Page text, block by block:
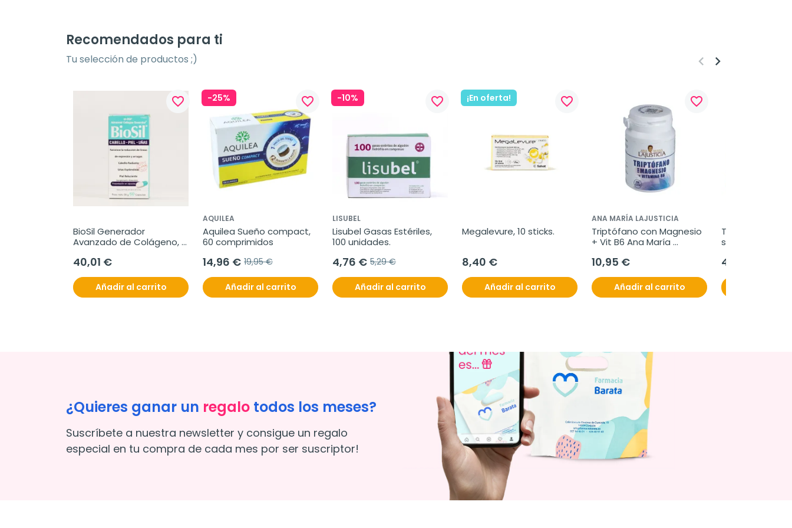
Recomendados para ti
Tu selección de productos ;)
favorite_border
BioSil Generador
Avanzado de Colágeno,
40,01 €
Añadir al carrito
-25% favorite_border
AQUILEA
Aquilea Sueño compact,
60 comprimidos
14,96 € 19,95 €
Añadir al carrito
-10% favorite_border
LISUBEL
Lisubel Gasas Estériles,
100 unidades.
4,76 € 5,29 €
Añadir al carrito
¡En oferta! favorite_border
Megalevure, 10 sticks.
8,40 €
Añadir al carrito
favorite_border
ANA MARÍA LAJUSTICIA
Triptófano con Magnesio
+ Vit B6 Ana María
10,95 €
Añadir al carrito
Tila alpina
sobres
4,55 €
keyboard_arrow_left keyboard_arrow_right
¿Quieres ganar un regalo todos los meses?
Suscríbete a nuestra newsletter y consigue un regalo
especial en tu compra de cada mes por ser suscriptor!